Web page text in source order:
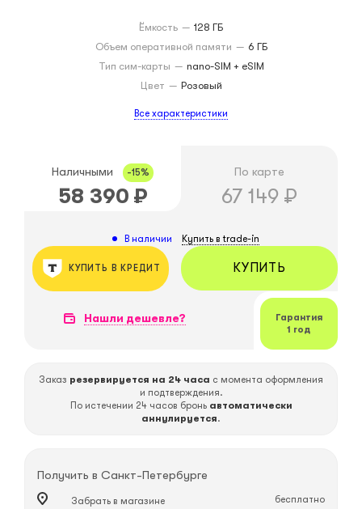
Ёмкость — 128 ГБ
Объем оперативной памяти — 6 ГБ
Тип сим-карты — nano-SIM + eSIM
Цвет — Розовый
Все характеристики
Наличными -15%
58 390 ₽
По карте
67 149 ₽
В наличии Купить в trade-in
КУПИТЬ
КУПИТЬ В КРЕДИТ
Нашли дешевле?
Гарантия
1 год
Заказ резервируется на 24 часа с момента оформления
и подтверждения.
По истечении 24 часов бронь автоматически
аннулируется.
Получить в Санкт-Петербурге
Забрать в магазине бесплатно